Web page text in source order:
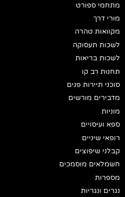
מתחמי ספורט
מורי דרך
מקוואות טהרה
לשכות תעסוקה
לשכות בריאות
תחנות רב קו
סוכני תיירות פנים
מדבירים מורשים
מוניות
ספא ועיסויים
רופאי שיניים
קבלני שיפוצים
חשמלאים מוסמכים
מספרות
נגרים ונגריות